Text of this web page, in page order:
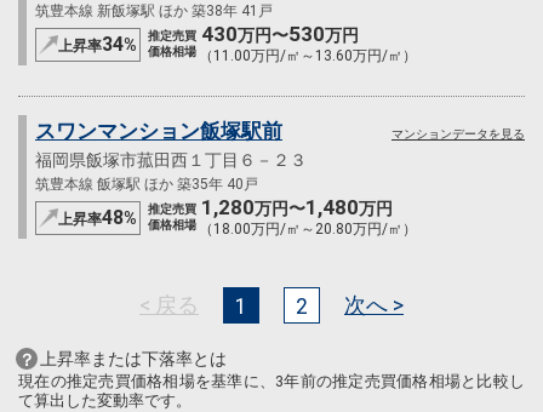
筑豊本線 新飯塚駅 ほか 築38年 41戸
上昇率34%
推定売買
価格相場
430万円〜530万円
（11.00万円/㎡～13.60万円/㎡）
スワンマンション飯塚駅前
福岡県飯塚市菰田西１丁目６－２３
筑豊本線 飯塚駅 ほか 築35年 40戸
上昇率48%
推定売買
価格相場
1,280万円〜1,480万円
（18.00万円/㎡～20.80万円/㎡）
マンションデータを見る
< 戻る 1 2 次へ >
上昇率または下落率とは
現在の推定売買価格相場を基準に、3年前の推定売買価格相場と比較し
て算出した変動率です。